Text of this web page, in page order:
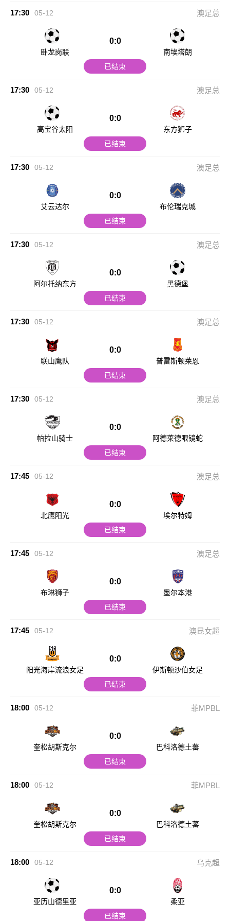
17:30 05-12 澳足总
卧龙岗联
0:0
南埃塔朗
已结束
17:30 05-12 澳足总
高宝谷太阳
0:0
东方狮子
已结束
17:30 05-12 澳足总
艾云达尔
0:0
布伦瑞克城
已结束
17:30 05-12 澳足总
阿尔托纳东方
0:0
黑德堡
已结束
17:30 05-12 澳足总
联山鹰队
0:0
普雷斯顿莱恩
已结束
17:30 05-12 澳足总
帕拉山骑士
0:0
阿德莱德眼镜蛇
已结束
17:45 05-12 澳足总
北鹰阳光
0:0
埃尔特姆
已结束
17:45 05-12 澳足总
布琳狮子
0:0
墨尔本港
已结束
17:45 05-12 澳昆女超
阳光海岸流浪女足
0:0
伊斯顿沙伯女足
已结束
18:00 05-12 菲MPBL
奎松胡斯克尔
0:0
巴科洛德土蕃
已结束
18:00 05-12 菲MPBL
奎松胡斯克尔
0:0
巴科洛德土蕃
已结束
18:00 05-12 乌克超
亚历山德里亚
0:0
柔亚
已结束